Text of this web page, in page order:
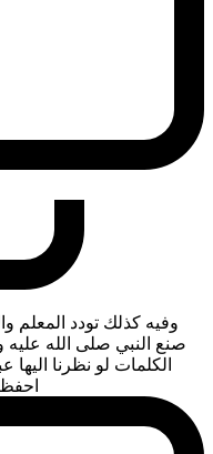
وفيه كذلك تودد المعلم
صنع النبي صلى الله
الكلمات لو نظرنا